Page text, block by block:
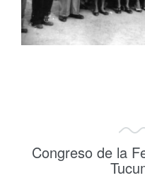
Congreso de la